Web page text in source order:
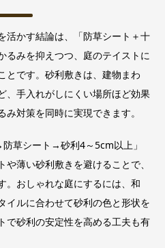
活かす結論は、「防草シート＋十
るみを抑えつつ、庭のテイストに
とです。砂利敷きは、建物まわ
、手入れがしにくい場所ほど効果
対策を同時に実現できます。
草シート→砂利4～5cm以上」
薄い砂利敷きを避けることで、
。おしゃれな庭にするには、和
イルに合わせて砂利の色と形状を
で砂利の安定性を高める工夫も有